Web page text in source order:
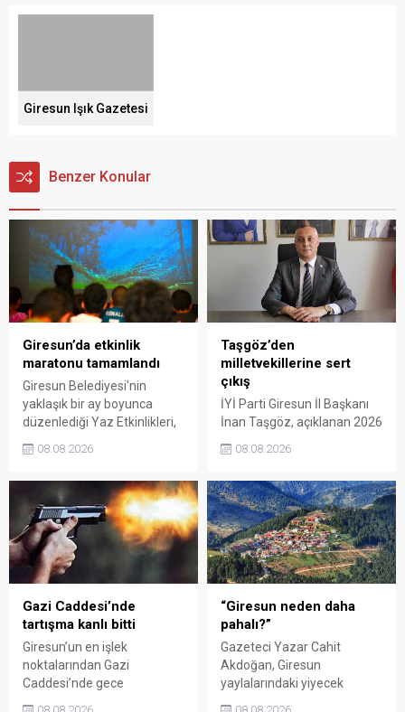
Giresun Işık Gazetesi
Benzer Konular
Giresun’da etkinlik
maratonu tamamlandı
Giresun Belediyesi'nin
yaklaşık bir ay boyunca
düzenlediği Yaz Etkinlikleri,
sanat ve eğlenceyle
organizasyonun ardından
Kadın El Emeği Pazarı'nın
süresi de 16 Ağustos'a
kadar uzatıldı.
08.08.2026
Taşgöz’den
milletvekillerine sert
çıkış
İYİ Parti Giresun İl Başkanı
İnan Taşgöz, açıklanan 2026
üzerinden iktidar
eleştirdi. Taşgöz, üreticinin
emeğinin karşılığını
alamadığını savunarak,
Giresun milletvekillerini
sessiz kalmakla suçladı.
08.08.2026
Gazi Caddesi’nde
tartışma kanlı bitti
Giresun’un en işlek
noktalarından Gazi
Caddesi’nde gece
“Giresun neden daha
pahalı?”
Gazeteci Yazar Cahit
Akdoğan, Giresun
yaylalarındaki yiyecek